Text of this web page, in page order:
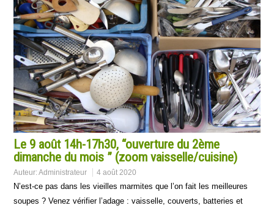
Le 9 août 14h-17h30, “ouverture du 2ème
dimanche du mois ” (zoom vaisselle/cuisine)
Auteur:Administrateur 4 août 2020
N’est-ce pas dans les vieilles marmites que l’on fait les meilleures
soupes ? Venez vérifier l’adage : vaisselle, couverts, batteries et